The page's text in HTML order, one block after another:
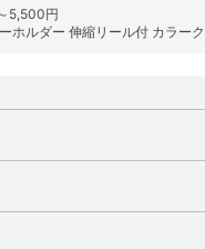
5,500円
ホルダー 伸縮リール付 カラー